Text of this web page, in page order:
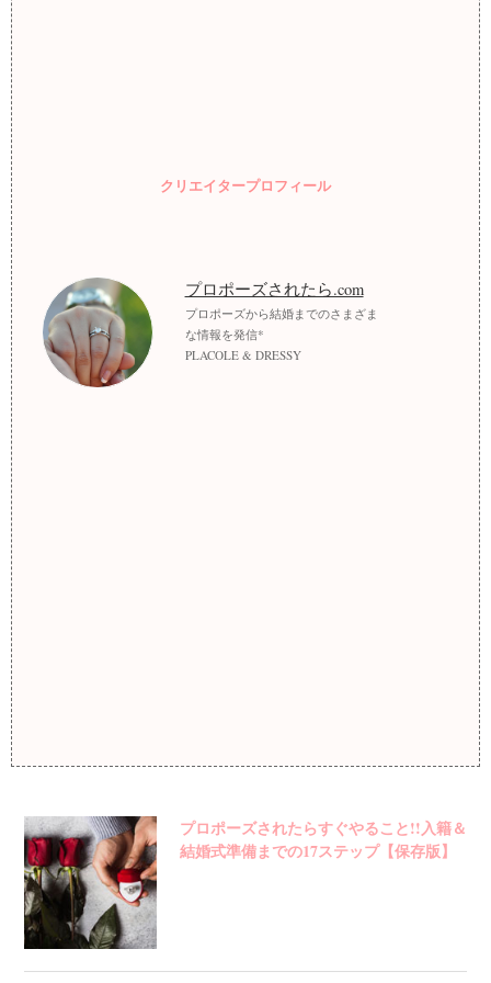
クリエイタープロフィール
プロポーズされたら.com
プロポーズから結婚までのさまざま
な情報を発信*
PLACOLE & DRESSY
プロポーズされたらすぐやること!!入籍＆
結婚式準備までの17ステップ【保存版】